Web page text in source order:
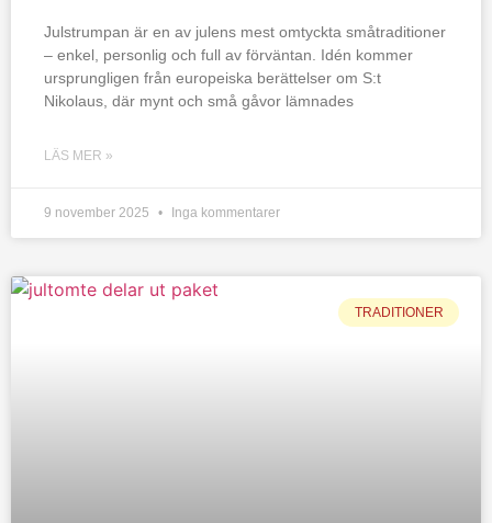
Julstrumpan är en av julens mest omtyckta småtraditioner
– enkel, personlig och full av förväntan. Idén kommer
ursprungligen från europeiska berättelser om S:t
Nikolaus, där mynt och små gåvor lämnades
LÄS MER »
9 november 2025 Inga kommentarer
TRADITIONER